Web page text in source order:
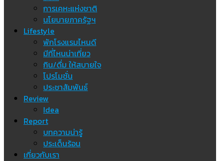
การเคหะแห่งชาติ
นโยบายภาครัฐฯ
Lifestyle
พักโรงแรมไหนดี
มีที่ไหนน่าเที่ยว
กิน/ดื่ม ให้สบายใจ
โปรโมชั่น
ประชาสัมพันธ์
Review
Idea
Report
บทความน่ารู้
ประเด็นร้อน
เกี่ยวกับเรา